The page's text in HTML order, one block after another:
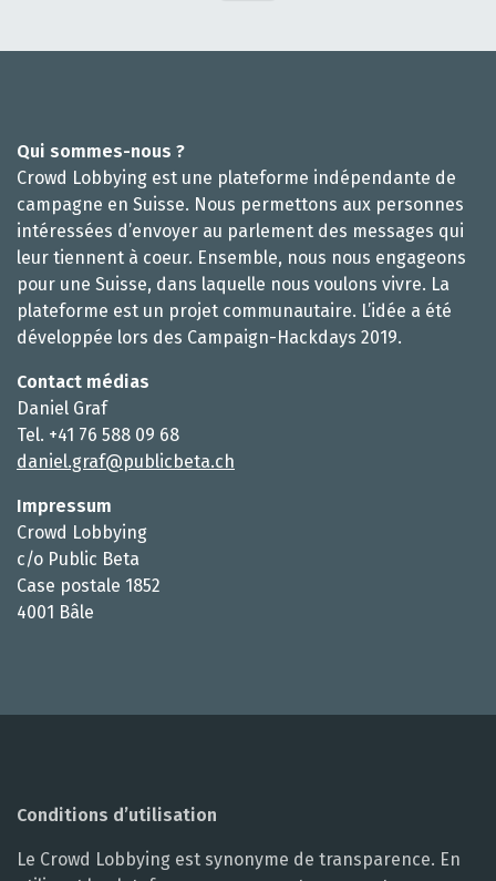
Qui sommes-nous ?
Crowd Lobbying est une plateforme indépendante de
campagne en Suisse. Nous permettons aux personnes
intéressées d’envoyer au parlement des messages qui
leur tiennent à coeur. Ensemble, nous nous engageons
pour une Suisse, dans laquelle nous voulons vivre. La
plateforme est un projet communautaire. L’idée a été
développée lors des Campaign-Hackdays 2019.
Contact médias
Daniel Graf
Tel. +41 76 588 09 68
daniel.graf@publicbeta.ch
Impressum
Crowd Lobbying
c/o Public Beta
Case postale 1852
4001 Bâle
Conditions d’utilisation
Le Crowd Lobbying est synonyme de transparence. En